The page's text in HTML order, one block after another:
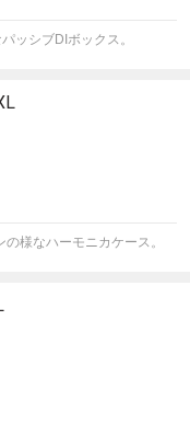
ッシブDIボックス。
様なハーモニカケース。